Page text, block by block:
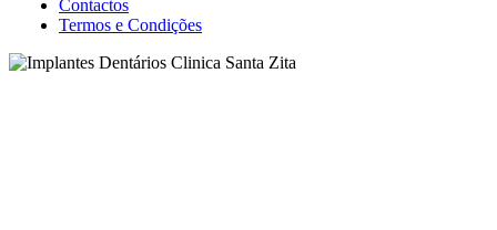
Contactos
Termos e Condições